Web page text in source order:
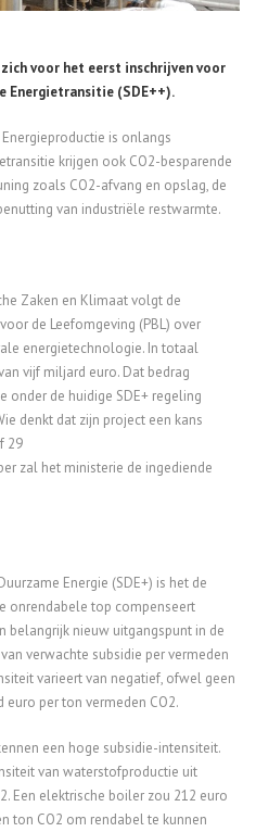
voor het eerst inschrijven voor
Energietransitie (SDE++).
Energieproductie is onlangs
krijgen ook CO2-besparende
zoals CO2-afvang en opslag, de
van industriële restwarmte.
Zaken en Klimaatvolgt de
de Leefomgeving (PBL) over
energietechnologie. In totaal
vijf miljard euro. Dat bedrag
de huidige SDE+ regeling
denkt dat zijn project een kans
29
zal het ministerie de ingediende
Energie (SDE+) is het de
onrendabele top compenseert
belangrijk nieuw uitgangspunt in de
verwachte subsidie per vermeden
varieertvan negatief, ofwel geen
euro perton vermeden CO2.
een hoge subsidie-intensiteit.
van waterstofproductie uit
Een elektrische boiler zou 212 euro
ton CO2 om rendabel te kunnen